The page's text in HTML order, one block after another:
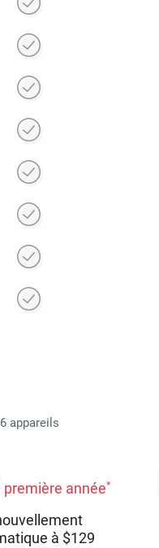
6 appareils
première année*
à $129